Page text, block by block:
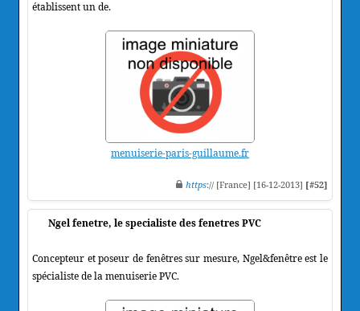
établissent un de.
menuiserie-paris-guillaume.fr
https:// [France] [16-12-2013] [#52]
Ngel fenetre, le specialiste des fenetres PVC
Concepteur et poseur de fenêtres sur mesure, Ngel&fenêtre est le
spécialiste de la menuiserie PVC.